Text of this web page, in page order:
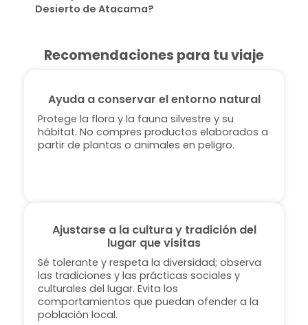
Desierto de Atacama?
Recomendaciones para tu viaje
Ayuda a conservar el entorno natural
Protege la flora y la fauna silvestre y su
hábitat. No compres productos elaborados a
partir de plantas o animales en peligro.
Ajustarse a la cultura y tradición del
lugar que visitas
Sé tolerante y respeta la diversidad; observa
las tradiciones y las prácticas sociales y
culturales del lugar. Evita los
comportamientos que puedan ofender a la
población local.